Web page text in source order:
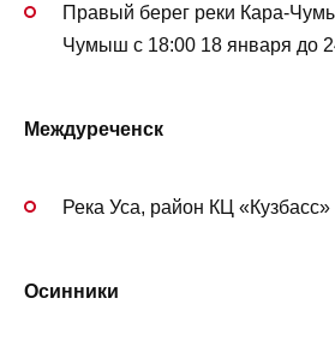
Правый берег реки Кара-
Чумыш с 18:00 18 января до
Междуреченск
Река Уса, район КЦ
Осинники